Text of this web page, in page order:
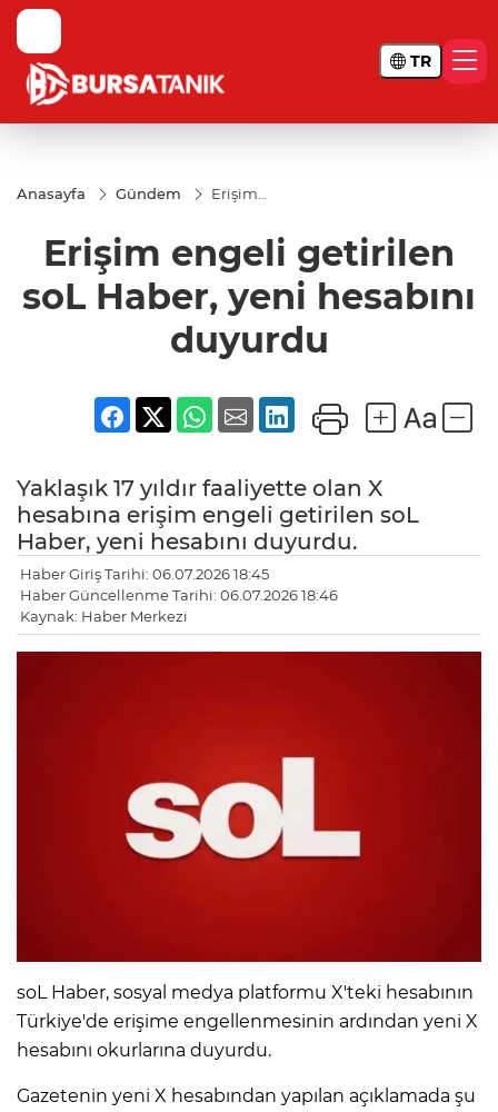
TR
Anasayfa Gündem
Erişim
soL
Haber,
hesabını
duyurdu
Erişim engeli getirilen
soL Haber, yeni hesabını
duyurdu
Yaklaşık 17 yıldır faaliyette olan X
hesabına erişim engeli getirilen soL
Haber, yeni hesabını duyurdu.
Haber Giriş Tarihi: 06.07.2026 18:45
Haber Güncellenme Tarihi: 06.07.2026 18:46
Kaynak: Haber Merkezi
soL Haber, sosyal medya platformu X'teki hesabının
Türkiye'de erişime engellenmesinin ardından yeni X
hesabını okurlarına duyurdu.
Gazetenin yeni X hesabından yapılan açıklamada şu